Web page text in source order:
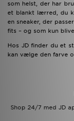
som helst, der har
et blankt lærred, du
en sneaker, der
fits – og som kun
Hos JD finder du et
kan vælge den farve
Shop 24/7 med JD